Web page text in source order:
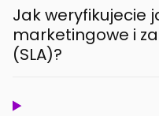
Jak weryfikujecie
marketingowe i
(SLA)?